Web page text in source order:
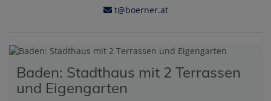
t@boerner.at
Baden: Stadthaus mit 2 Terrassen
und Eigengarten